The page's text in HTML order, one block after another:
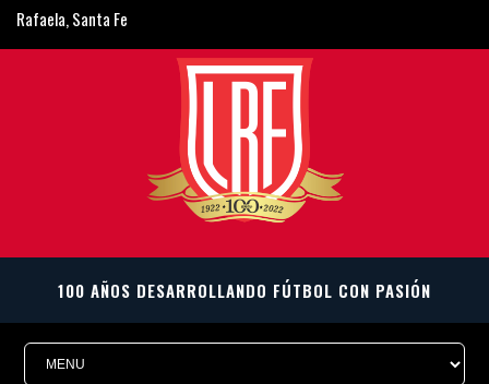
Rafaela, Santa Fe
ligarafaelina@gmail.com